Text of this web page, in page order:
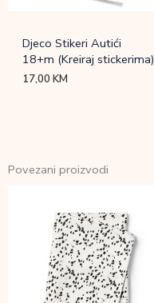
Djeco Stikeri Autići
18+m (Kreiraj stickerima)
17,00KM
Povezani proizvodi